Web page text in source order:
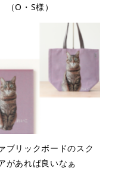
O・S様）
ブリックボードのスク
があれば良いなぁ